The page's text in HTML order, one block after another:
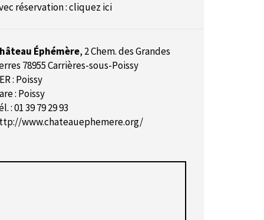
réservation :cliquez ici
Éphémère, 2 Chem. des Grandes
78955 Carrières-sous-Poissy
: Poissy
: Poissy
: 01 39 79 29 93
www.chateauephemere.org/